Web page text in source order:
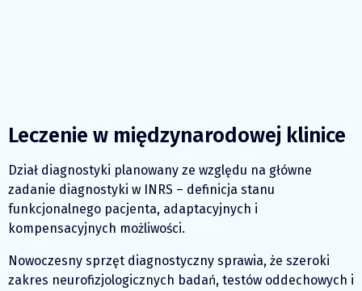
Leczenie w międzynarodowej klinice
Dział diagnostyki planowany ze względu na główne
zadanie diagnostyki w INRS – definicja stanu
funkcjonalnego pacjenta, adaptacyjnych i
kompensacyjnych możliwości.
Nowoczesny sprzęt diagnostyczny sprawia, że szeroki
zakres neurofizjologicznych badań, testów oddechowych i